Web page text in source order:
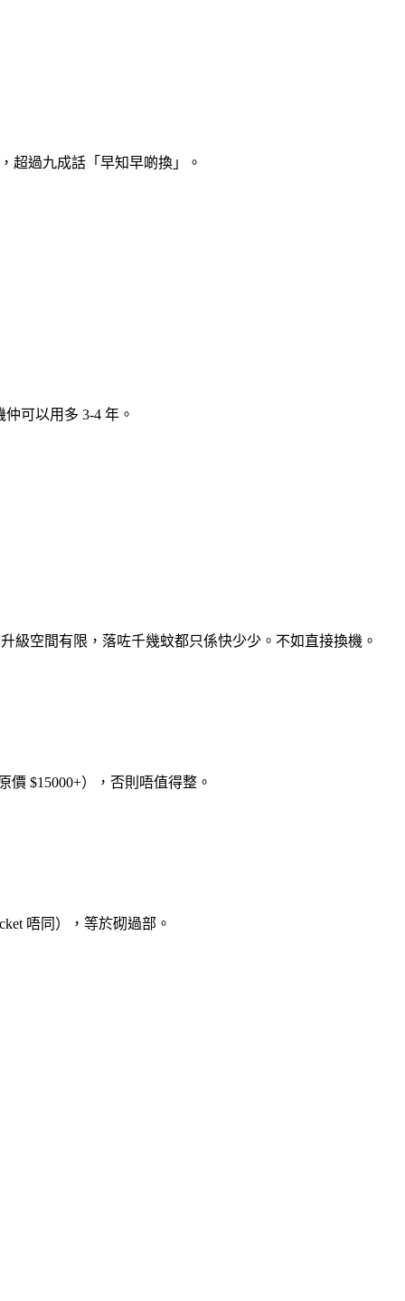
超過九成話「早知早啲換」。
可以用多 3-4 年。
級空間有限，落咗千幾蚊都只係快少少。不如直接換機。
價 $15000+），否則唔值得整。
唔同），等於砌過部。